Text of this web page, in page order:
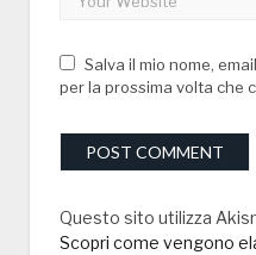
Salva il mio nome,
per la prossima volta che
Questo sito utilizza
Scopri come vengono